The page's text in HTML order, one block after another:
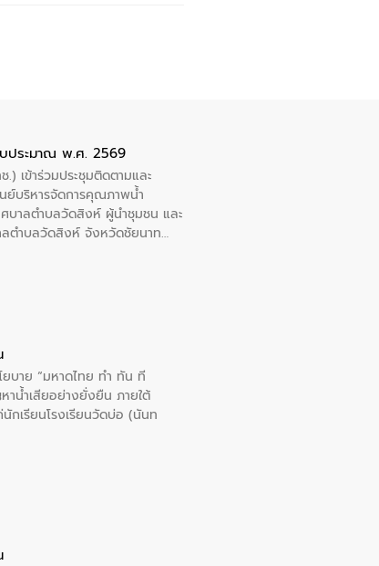
บประมาณ พ.ศ. 2569
เข้าร่วมประชุมติดตามและ
ย์บริหารจัดการคุณภาพน้ำ
บาลตำบลวัดสิงห์ ผู้นำชุมชน และ
ลตำบลวัดสิงห์ จังหวัดชัยนาท
บาย “มหาดไทย ทำ ทัน ที
าน้ำเสียอย่างยั่งยืน ภายใต้
นักเรียนโรงเรียนวัดบ่อ (นันท